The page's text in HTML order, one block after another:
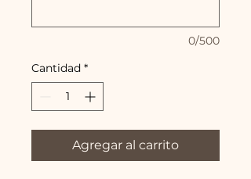
0/500
Cantidad *
Agregar al carrito